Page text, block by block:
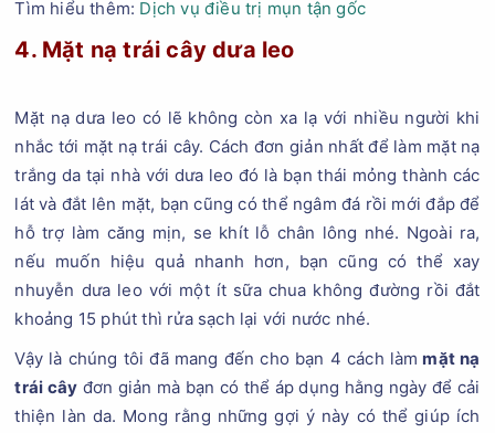
Tìm hiểu thêm: Dịch vụ điều trị mụn tận gốc
4. Mặt nạ trái cây dưa leo
Mặt nạ dưa leo có lẽ không còn xa lạ với nhiều người khi
nhắc tới mặt nạ trái cây. Cách đơn giản nhất để làm mặt nạ
trắng da tại nhà với dưa leo đó là bạn thái mỏng thành các
lát và đắt lên mặt, bạn cũng có thể ngâm đá rồi mới đắp để
hỗ trợ làm căng mịn, se khít lỗ chân lông nhé. Ngoài ra,
nếu muốn hiệu quả nhanh hơn, bạn cũng có thể xay
nhuyễn dưa leo với một ít sữa chua không đường rồi đắt
khoảng 15 phút thì rửa sạch lại với nước nhé.
Vậy là chúng tôi đã mang đến cho bạn 4 cách làm mặt nạ
trái cây đơn giản mà bạn có thể áp dụng hằng ngày để cải
thiện làn da. Mong rằng những gợi ý này có thể giúp ích